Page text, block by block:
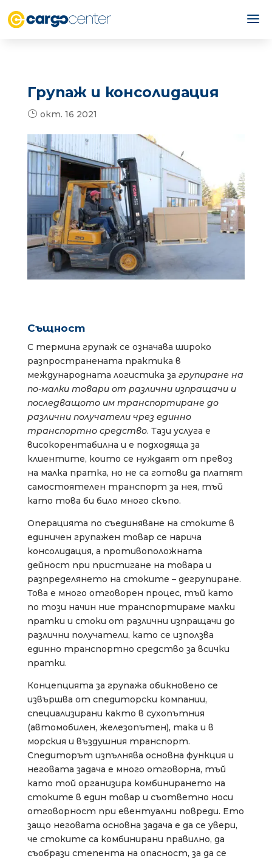
Групаж и консолидация
окт. 16 2021
Същност
С термина групаж се означава широко
разпространената практика в
международната логистика за групиране на
по-малки товари от различни изпращачи и
последващото им транспортиране до
различни получатели чрез единно
транспортно средство. Тази услуга е
високорентабилна и е подходяща за
клиентите, които се нуждаят от превоз
на малка пратка, но не са готови да платят
самостоятелен транспорт за нея, тъй
като това би било много скъпо.
Операцията по съединяване на стоките в
единичен групажен товар се нарича
консолидация, а противоположната
дейност при пристигане на товара и
разпределянето на стоките – дегрупиране.
Това е много отговорен процес, тъй като
по този начин ние транспортираме малки
пратки и стоки от различни изпращачи до
различни получатели, като се използва
единно транспортно средство за всички
пратки.
Концепцията за групажа обикновено се
извършва от спедиторски компании,
специализирани както в сухопътния
(автомобилен, железопътен), така и в
морския и въздушния транспорт.
Спедиторът изпълнява основна функция и
неговата задача е много отговорна, тъй
като той организира комбинирането на
стоките в един товар и съответно носи
отговорност при евентуални повреди. Ето
защо неговата основна задача е да се увери,
че стоките са комбинирани правилно, да
съобрази степента на опасност, за да се